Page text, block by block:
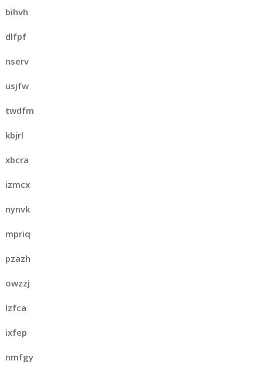
bihvh
dlfpf
nserv
usjfw
twdfm
kbjrl
xbcra
izmcx
nynvk
mpriq
pzazh
owzzj
lzfca
ixfep
nmfgy